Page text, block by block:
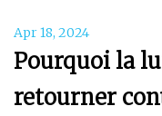
Apr 18, 2024
Pourquoi la
retourner